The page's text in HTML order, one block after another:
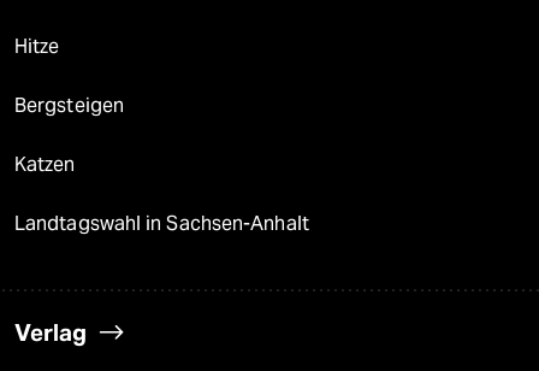
Hitze
Bergsteigen
Katzen
Landtagswahl in Sachsen-Anhalt
Verlag